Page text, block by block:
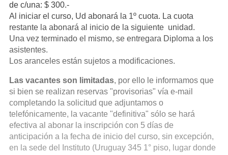
de c/una: $ 300.-
Al iniciar el curso, Ud abonará la 1º cuota. La cuota
restante la abonará al inicio de la siguiente unidad.
Una vez terminado el mismo, se entregara Diploma a los
asistentes.
Los aranceles están sujetos a modificaciones.
Las vacantes son limitadas, por ello le informamos que
si bien se realizan reservas "provisorias" vía e-mail
completando la solicitud que adjuntamos o
telefónicamente, la vacante "definitiva" sólo se hará
efectiva al abonar la inscripción con 5 días de
anticipación a la fecha de inicio del curso, sin excepción,
en la sede del Instituto (Uruguay 345 1° piso, lugar donde